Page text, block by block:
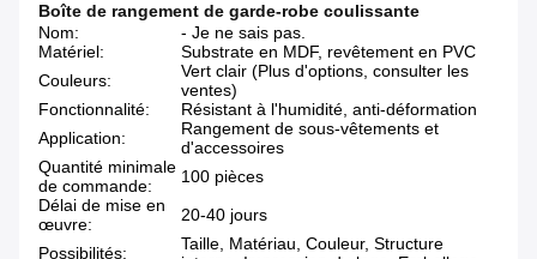
Boîte de rangement de garde-robe coulissante
Nom:
- Je ne sais pas.
Matériel:
Substrate en MDF, revêtement en PVC
Couleurs:
Vert clair (Plus d'options, consulter les
ventes)
Fonctionnalité:
Résistant à l'humidité, anti-déformation
Application:
Rangement de sous-vêtements et
d'accessoires
Quantité minimale
de commande:
100 pièces
Délai de mise en
œuvre:
20-40 jours
Possibilités:
Taille, Matériau, Couleur, Structure